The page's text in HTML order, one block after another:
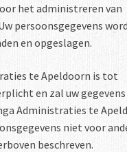
het administreren van
persoonsgegevens
en opgeslagen.
te Apeldoorn is tot
en zal uw
Administraties te
niet voor
beschreven.